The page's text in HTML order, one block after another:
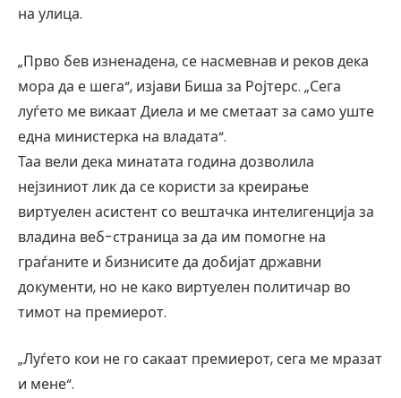
на улица.
„Прво бев изненадена, се насмевнав и реков дека
мора да е шега“, изјави Биша за Ројтерс. „Сега
луѓето ме викаат Диела и ме сметаат за само уште
една министерка на владата“.
Таа вели дека минатата година дозволила
нејзиниот лик да се користи за креирање
виртуелен асистент со вештачка интелигенција за
владина веб-страница за да им помогне на
граѓаните и бизнисите да добијат државни
документи, но не како виртуелен политичар во
тимот на премиерот.
„Луѓето кои не го сакаат премиерот, сега ме мразат
и мене“.